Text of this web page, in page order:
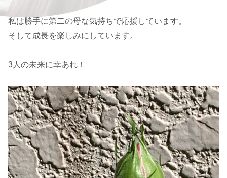
私は勝手に第二の母な気持ちで応援しています。
そして成長を楽しみにしています。
3人の未来に幸あれ！